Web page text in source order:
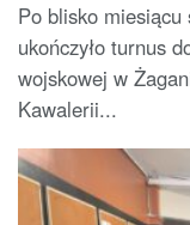
Po blisko
ukończyło turnus
wojskowej w
Kawalerii...